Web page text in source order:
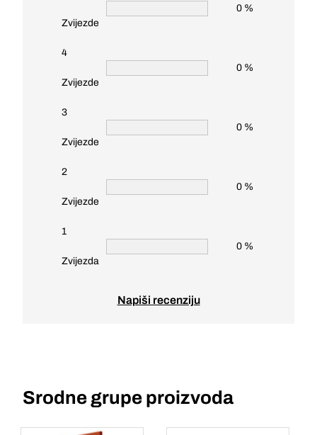
Zvijezde
0 %
4
Zvijezde
0 %
3
Zvijezde
0 %
2
Zvijezde
0 %
1
Zvijezda
0 %
Napiši recenziju
Srodne grupe proizvoda